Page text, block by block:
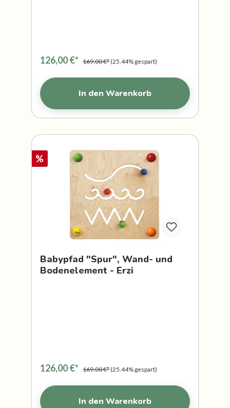
126,00 €* 169,00 €*(25.44% gespart)
In den Warenkorb
%
Babypfad "Spur", Wand- und
Bodenelement - Erzi
126,00 €* 169,00 €*(25.44% gespart)
In den Warenkorb